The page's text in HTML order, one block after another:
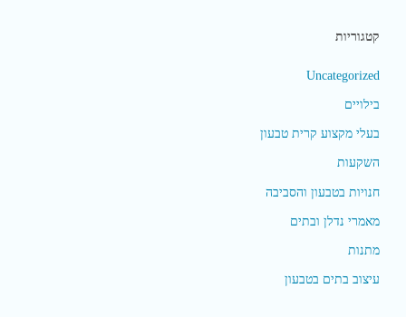
קטגוריות
Uncategorized
בילויים
בעלי מקצוע קרית טבעון
השקעות
חנויות בטבעון והסביבה
מאמרי נדלן ובתים
מתנות
עיצוב בתים בטבעון